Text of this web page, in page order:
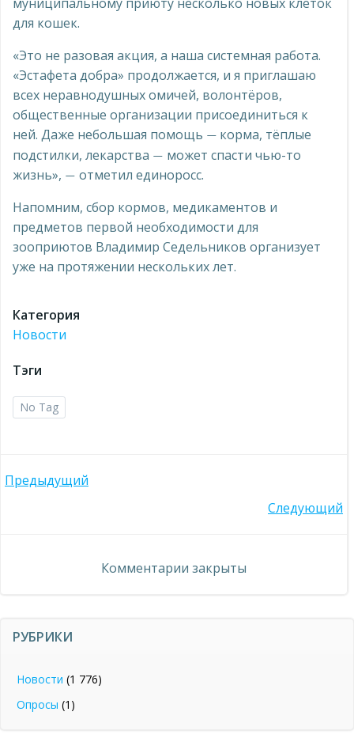
для кошек.
«Это не разовая акция, а наша системная работа.
«Эстафета добра» продолжается, и я приглашаю
всех неравнодушных омичей, волонтёров,
общественные организации присоединиться к
ней. Даже небольшая помощь — корма, тёплые
подстилки, лекарства — может спасти чью-то
жизнь», — отметил единоросс.
Напомним, сбор кормов, медикаментов и
предметов первой необходимости для
зооприютов Владимир Седельников организует
уже на протяжении нескольких лет.
Категория
Новости
Тэги
No Tag
Навигация
записям
Предыдущий
Следующий
Комментарии закрыты
РУБРИКИ
Новости (1 776)
Опросы (1)